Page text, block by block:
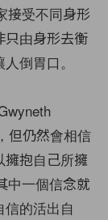
接受不同身形
只由身形去衡
倒胃口。
但仍然會相信
抱自己所擁
中一個信念就
的活出自